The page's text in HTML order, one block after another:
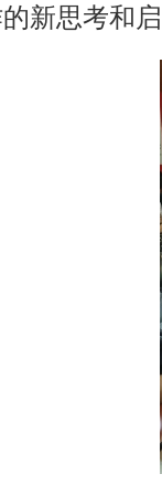
新思考和